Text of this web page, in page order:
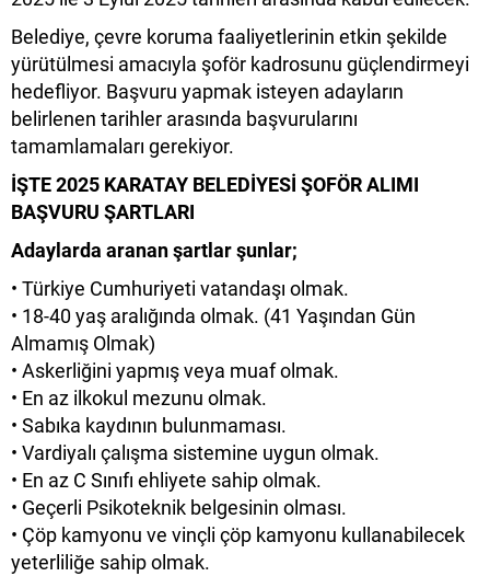
Belediye, çevre koruma faaliyetlerinin etkin şekilde
yürütülmesi amacıyla şoför kadrosunu güçlendirmeyi
hedefliyor. Başvuru yapmak isteyen adayların
belirlenen tarihler arasında başvurularını
tamamlamaları gerekiyor.
İŞTE 2025 KARATAY BELEDİYESİ ŞOFÖR ALIMI
BAŞVURU ŞARTLARI
Adaylarda aranan şartlar şunlar;
• Türkiye Cumhuriyeti vatandaşı olmak.
• 18-40 yaş aralığında olmak. (41 Yaşından Gün
Almamış Olmak)
• Askerliğini yapmış veya muaf olmak.
• En az ilkokul mezunu olmak.
• Sabıka kaydının bulunmaması.
• Vardiyalı çalışma sistemine uygun olmak.
• En az C Sınıfı ehliyete sahip olmak.
• Geçerli Psikoteknik belgesinin olması.
• Çöp kamyonu ve vinçli çöp kamyonu kullanabilecek
yeterliliğe sahip olmak.